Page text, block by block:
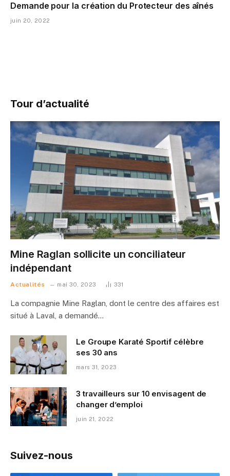
Demande pour la création du Protecteur des aînés
juin 20, 2022
Tour d’actualité
Mine Raglan sollicite un conciliateur
indépendant
Actualités mai 30, 2023 331
La compagnie Mine Raglan, dont le centre des affaires est
situé à Laval, a demandé…
Le Groupe Karaté Sportif célèbre
ses 30 ans
mars 31, 2023
3 travailleurs sur 10 envisagent de
changer d’emploi
juin 21, 2022
Suivez-nous